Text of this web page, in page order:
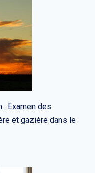
: Examen des
et gazière dans le